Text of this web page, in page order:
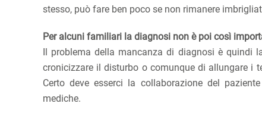
stesso, può fare ben poco se non rimanere
Per alcuni familiari la diagnosi non è poi così
Il problema della mancanza di diagnosi è quindi
cronicizzare il disturbo o comunque di allungare i
Certo deve esserci la collaborazione del
mediche.